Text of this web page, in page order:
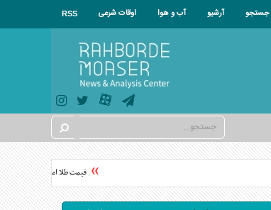
جستجو آرشیو آب و هوا اوقات شرعی RSS
قیمت طلا امروز یکشنبه ۱۸ مرداد ۱۴۰۵ + جدول